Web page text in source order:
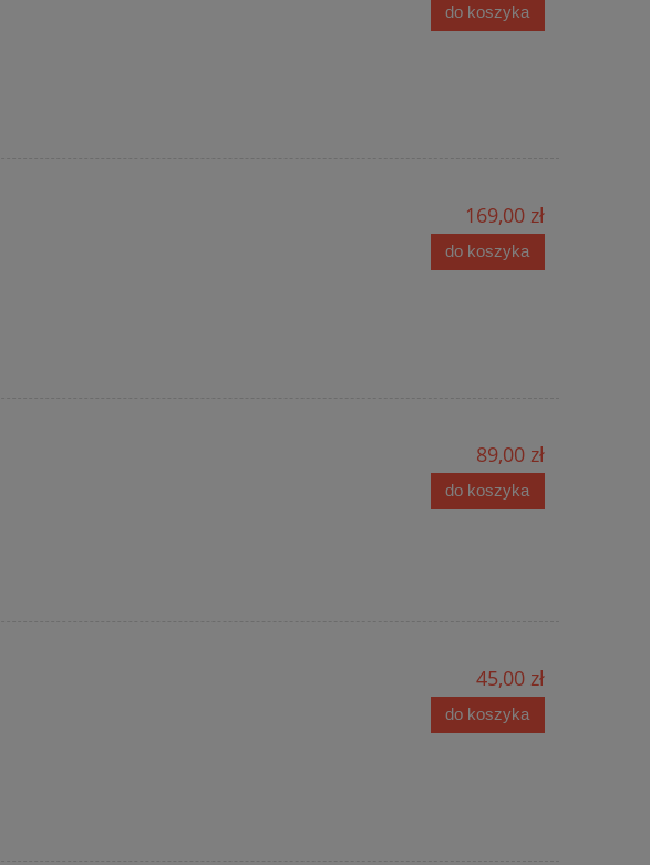
do koszyka
169,00 zł
do koszyka
89,00 zł
do koszyka
45,00 zł
do koszyka